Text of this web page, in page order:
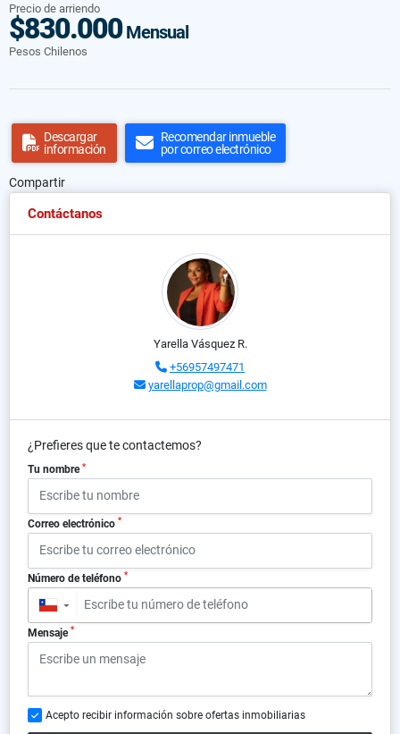
Precio de arriendo
$830.000Mensual
Pesos Chilenos
Descargar
información
Recomendar inmueble
por correo electrónico
Compartir
Contáctanos
Yarella Vásquez R.
+56957497471
yarellaprop@gmail.com
¿Prefieres que te contactemos?
Tu nombre *
Correo electrónico *
Número de teléfono *
▼
Mensaje *
Acepto recibir información sobre ofertas inmobiliarias